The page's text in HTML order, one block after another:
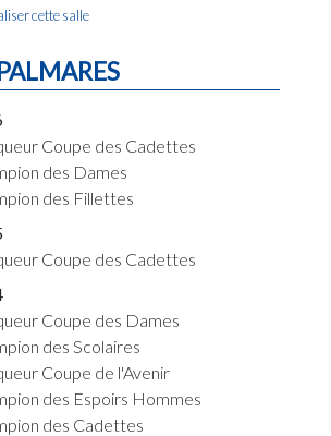
cette salle
Coupe des Cadettes
des Dames
des Fillettes
Coupe des Cadettes
Coupe des Dames
des Scolaires
Coupe de l'Avenir
des Espoirs Hommes
des Cadettes